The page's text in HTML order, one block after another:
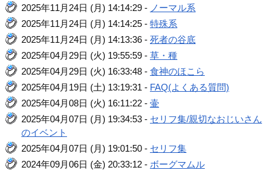
2025年11月24日 (月) 14:14:29 - ノーマル系
2025年11月24日 (月) 14:14:25 -特殊系
2025年11月24日 (月) 14:13:36 -死者の谷底
2025年04月29日 (火) 19:55:59 -草・種
2025年04月29日 (火) 16:33:48 -食神のほこら
2025年04月19日 (土) 13:19:31 - FAQ(よくある質問)
2025年04月08日 (火) 16:11:22 -壷
2025年04月07日 (月) 19:34:53 - セリフ集/親切なおじいさん
のイベント
2025年04月07日 (月) 19:01:50 - セリフ集
2024年09月06日 (金) 20:33:12 - ボーグマムル